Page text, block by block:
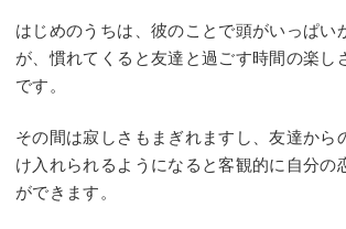
はじめのうちは、彼のことで頭がいっぱい
が、慣れてくると友達と過ごす時間の楽し
です。
その間は寂しさもまぎれますし、友達から
け入れられるようになると客観的に自分の
ができます。